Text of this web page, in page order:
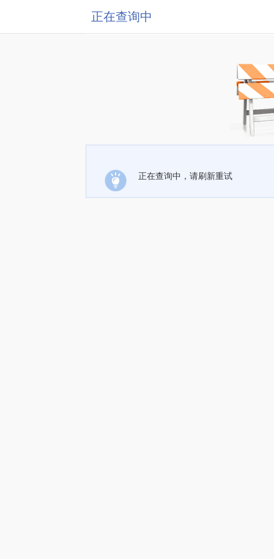
正在查询中
正在查询中，请刷新重试